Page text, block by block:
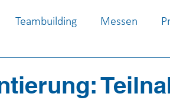
Teambuilding Messen